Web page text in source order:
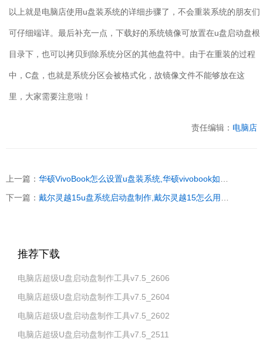
以上就是电脑店使用u盘装系统的详细步骤了，不会重装系统的朋友们
可仔细端详。最后补充一点，下载好的系统镜像可放置在u盘启动盘根
目录下，也可以拷贝到除系统分区的其他盘符中。由于在重装的过程
中，C盘，也就是系统分区会被格式化，故镜像文件不能够放在这
里，大家需要注意啦！
责任编辑： 电脑店
上一篇： 华硕VivoBook怎么设置u盘装系统,华硕vivobook如何重装系统
下一篇： 戴尔灵越15u盘系统启动盘制作,戴尔灵越15怎么用U盘装系统
推荐下载
电脑店超级U盘启动盘制作工具v7.5_2606
电脑店超级U盘启动盘制作工具v7.5_2604
电脑店超级U盘启动盘制作工具v7.5_2602
电脑店超级U盘启动盘制作工具v7.5_2511